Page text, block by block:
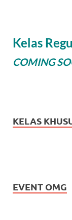
Kelas
COMING
KELAS
EVENT OMG